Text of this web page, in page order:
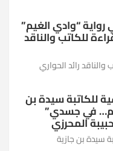
“وادي الغيم”
للكاتب والناقد
والناقد رائد الحواري
للكاتبة سيدة بن
في جسدي”
المحرزي
سيدة بن جازية